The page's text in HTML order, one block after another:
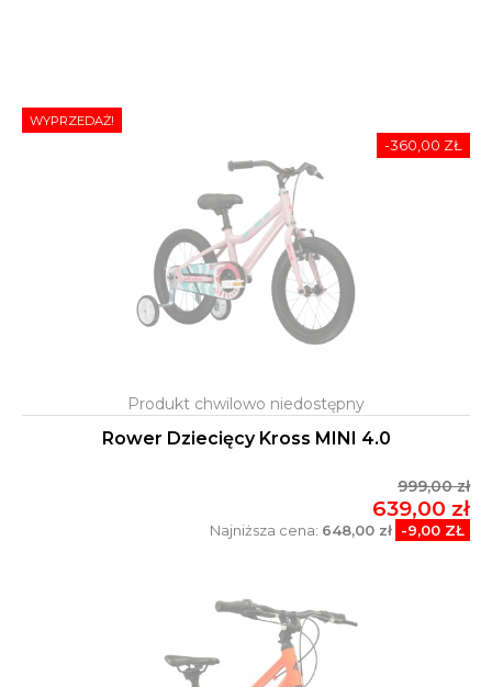
Rower Dziecięcy Kross MINI 4.0
999,00 zł
639,00 zł
Najniższa cena: 648,00 zł -9,00 ZŁ
WYPRZEDAŻ!
-360,00 ZŁ